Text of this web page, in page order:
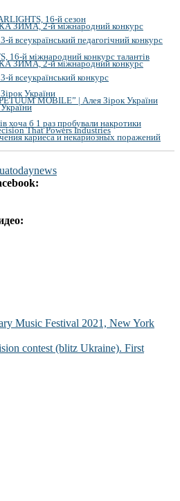
16-й сезон
2-й міжнародний конкурс
всеукраїнський педагогічний конкурс
16-й міжнародний конкурс талантів
2-й міжнародний конкурс
всеукраїнський конкурс
України
MOBILE” | Алея Зірок України
хоча б 1 раз пробували накротики
That Powers Industries
кариеса и некариозных поражений
Music Festival 2021, New York
contest (blitz Ukraine). First